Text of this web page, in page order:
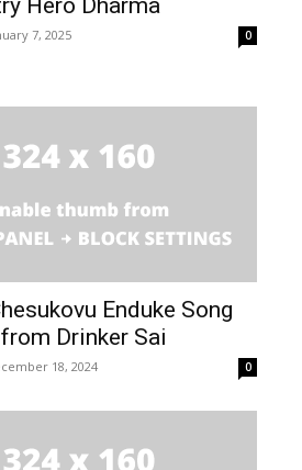
Hero Dharma
7, 2025 0
Enduke Song
Drinker Sai
18, 2024 0